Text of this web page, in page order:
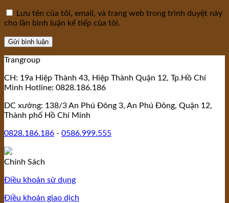
Lưu tên của tôi, email, và trang web trong trình duyệt này
cho lần bình luận kế tiếp của tôi.
Trangroup
CH: 19a Hiệp Thành 43, Hiệp Thành Quận 12, Tp.Hồ Chí
Minh Hotline: 0828.186.186
DC xưởng: 138/3 An Phú Đông 3, An Phú Đông, Quận 12,
Thành phố Hồ Chí Minh
0828.186.186 - 0586.999.555
Chính Sách
Điều khoản sử dụng
Điều khoản giao dịch